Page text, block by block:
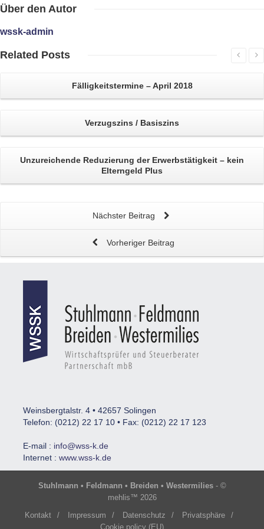
Über den Autor
wssk-admin
Related Posts
Fälligkeitstermine – April 2018
Verzugszins / Basiszins
Unzureichende Reduzierung der Erwerbstätigkeit – kein
Elterngeld Plus
Nächster Beitrag
Vorheriger Beitrag
Weinsbergtalstr. 4 • 42657 Solingen
Telefon: (0212) 22 17 10 • Fax: (0212) 22 17 123
E-mail : info@wss-k.de
Internet : www.wss-k.de
Stuhlmann • Feldmann • Breiden • Westermilies- ©
mehlis™ 2026
Kontakt
/ Impressum / Datenschutz / Privatsphäre
/
Cookie policy (EU)